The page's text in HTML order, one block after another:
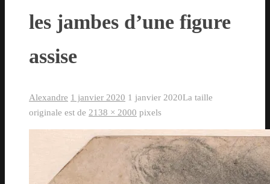
les jambes d’une figure
assise
Alexandre 1 janvier 2020 1 janvier 2020La taille
originale est de 2138 × 2000 pixels